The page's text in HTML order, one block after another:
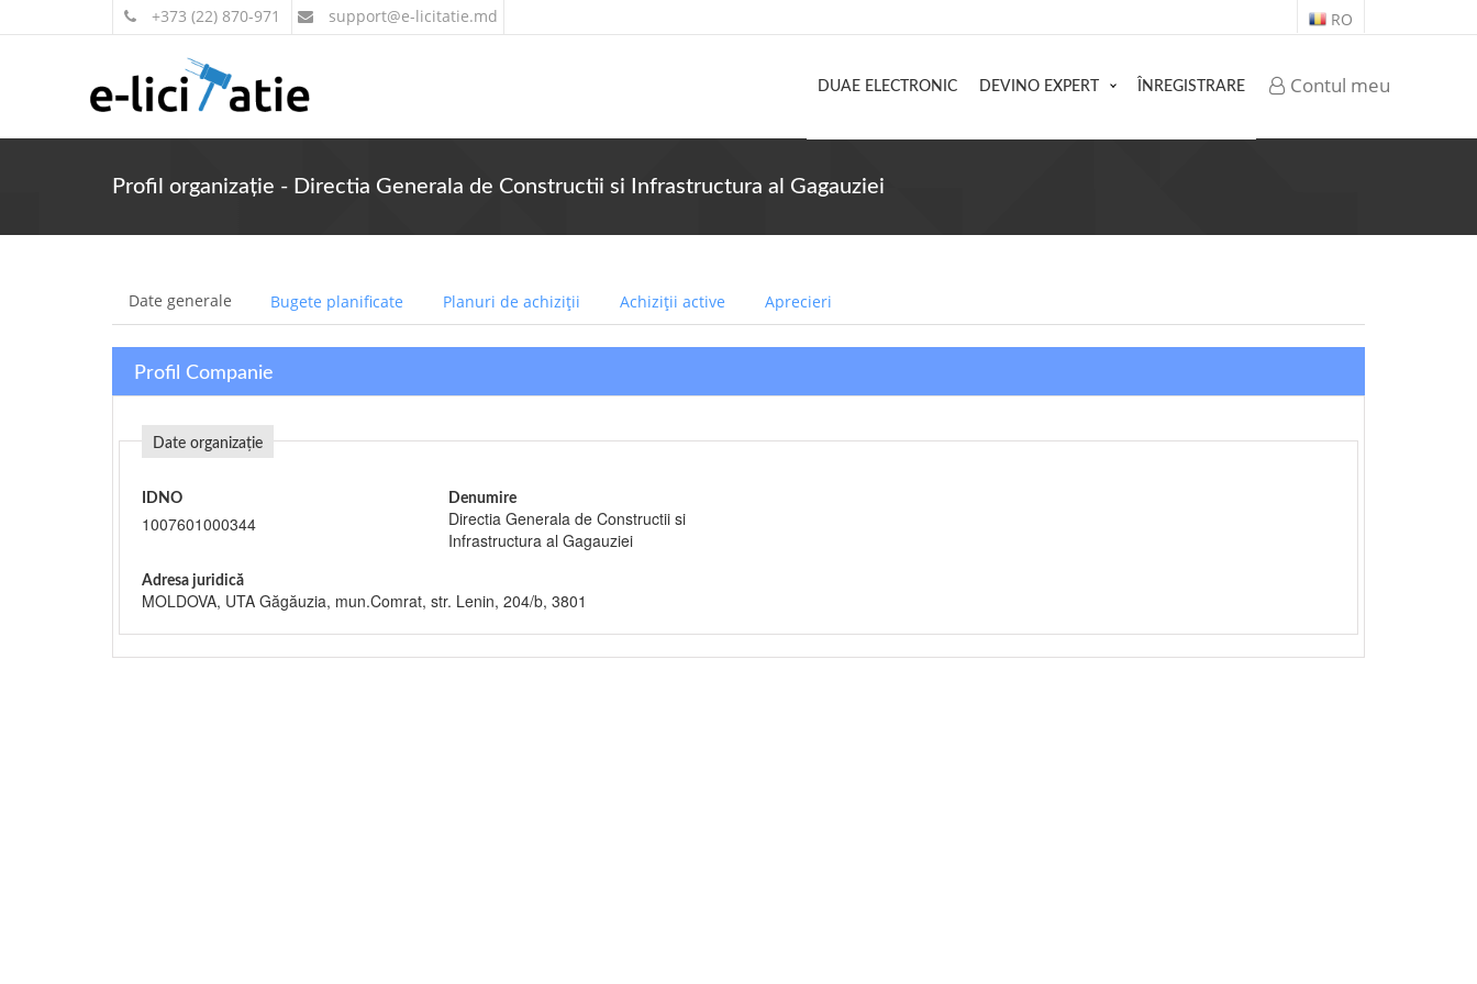
+373 (22) 870-971 support@e-licitatie.md RO
Contul meu
DUAE ELECTRONIC DEVINO EXPERT ÎNREGISTRARE
Profil organizație - Directia Generala de Constructii si Infrastructura al Gagauziei
Date generale Bugete planificate Planuri de achiziții Achiziții active Aprecieri
Profil Companie
Date organizație
IDNO
1007601000344
Denumire
Directia Generala de Constructii si
Infrastructura al Gagauziei
Adresa juridică
MOLDOVA, UTA Găgăuzia, mun.Comrat, str. Lenin, 204/b, 3801